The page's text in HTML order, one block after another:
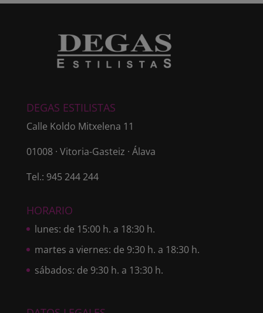
DEGAS ESTILISTAS
Calle Koldo Mitxelena 11
01008 · Vitoria-Gasteiz · Álava
Tel.: 945 244 244
HORARIO
lunes: de 15:00 h. a 18:30 h.
martes a viernes: de 9:30 h. a 18:30 h.
sábados: de 9:30 h. a 13:30 h.